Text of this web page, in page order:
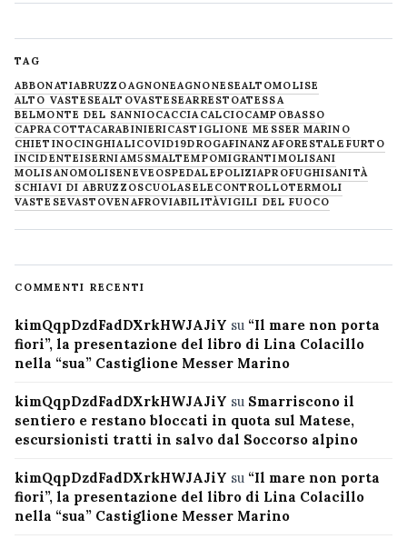
TAG
ABBONATIABRUZZOAGNONEAGNONESEALTOMOLISE
ALTO VASTESEALTOVASTESEARRESTOATESSA
BELMONTE DEL SANNIOCACCIACALCIOCAMPOBASSO
CAPRACOTTACARABINIERICASTIGLIONE MESSER MARINO
CHIETINOCINGHIALICOVID19DROGAFINANZAFORESTALE FURTO
INCIDENTEISERNIAM5SMALTEMPOMIGRANTIMOLISANI
MOLISANOMOLISENEVE OSPEDALEPOLIZIAPROFUGHISANITÀ
SCHIAVI DI ABRUZZOSCUOLASELECONTROLLOTERMOLI
VASTESEVASTOVENAFROVIABILITÀVIGILI DEL FUOCO
COMMENTI RECENTI
kimQqpDzdFadDXrkHWJAJiY su “Il mare non porta
fiori”, la presentazione del libro di Lina Colacillo
nella “sua” Castiglione Messer Marino
kimQqpDzdFadDXrkHWJAJiY su Smarriscono il
sentiero e restano bloccati in quota sul Matese,
escursionisti tratti in salvo dal Soccorso alpino
kimQqpDzdFadDXrkHWJAJiY su “Il mare non porta
fiori”, la presentazione del libro di Lina Colacillo
nella “sua” Castiglione Messer Marino